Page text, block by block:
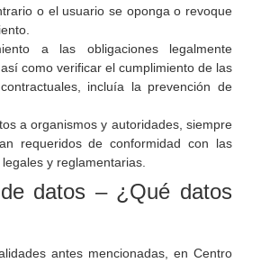
o el usuario se oponga o revoque
a las obligaciones legalmente
como verificar el cumplimiento de las
incluía la prevención de
a organismos y autoridades, siempre
requeridos de conformidad con las
y reglamentarias.
datos – ¿Qué datos
antes mencionadas, en Centro